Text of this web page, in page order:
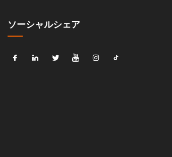
ソーシャルシェア